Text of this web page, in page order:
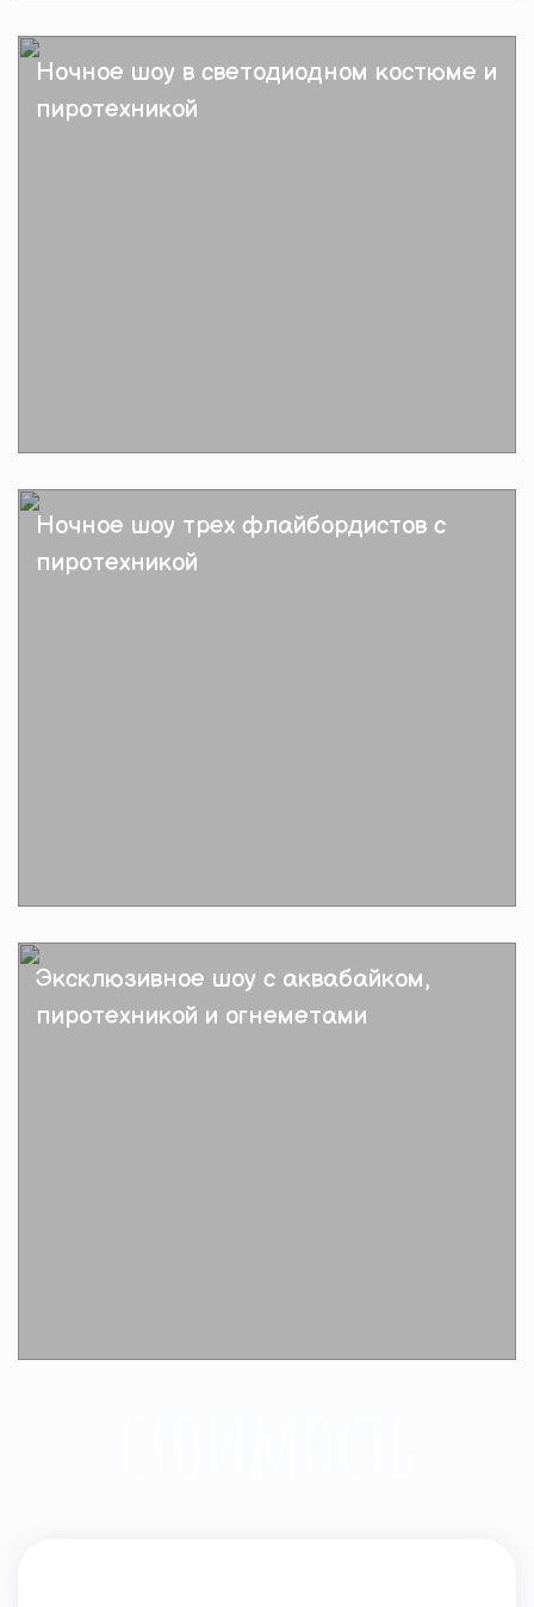
Подробнее
Ночное шоу в светодиодном костюме и
пиротехникой
Подробнее
Ночное шоу трех флайбордистов с
пиротехникой
Подробнее
Эксклюзивное шоу с аквабайком,
пиротехникой и огнеметами